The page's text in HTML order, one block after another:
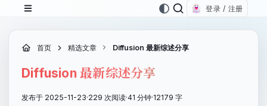
登录 / 注册
首页 精选文章 Diffusion 最新综述分享
Diffusion 最新综述分享
发布于 2025-11-23·229 次阅读·41 分钟·12179 字